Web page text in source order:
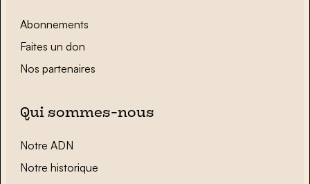
Abonnements
Faites un don
Nos partenaires
Qui sommes-nous
Notre ADN
Notre historique